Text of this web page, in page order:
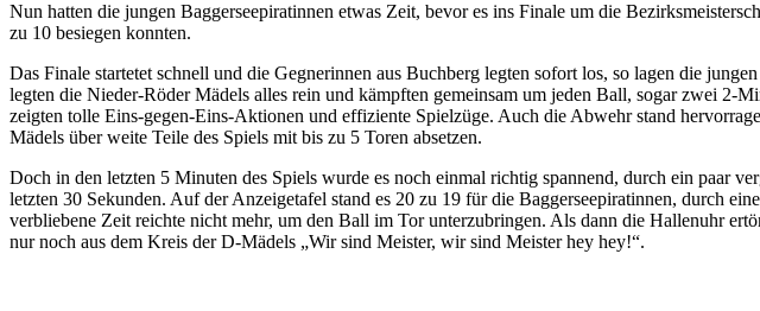
Nun hatten die jungen Baggerseepiratinnen etwas Zeit, bevor es ins Finale um die
zu 10 besiegen konnten.
Das Finale startetet schnell und die Gegnerinnen aus Buchberg legten sofort los, so lagen die
legten die Nieder-Röder Mädels alles rein und kämpften gemeinsam um jeden Ball, sogar zwei 2-
zeigten tolle Eins-gegen-Eins-Aktionen und effiziente Spielzüge. Auch die Abwehr stand
Mädels über weite Teile des Spiels mit bis zu 5 Toren absetzen.
Doch in den letzten 5 Minuten des Spiels wurde es noch einmal richtig spannend, durch ein paar
letzten 30 Sekunden. Auf der Anzeigetafel stand es 20 zu 19 für die Baggerseepiratinnen, durch
verbliebene Zeit reichte nicht mehr, um den Ball im Tor unterzubringen. Als dann die Hallenuhr
nur noch aus dem Kreis der D-Mädels „Wir sind Meister, wir sind Meister hey hey!“.